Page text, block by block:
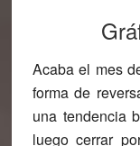
Acaba el mes
forma de
una tendencia
luego cerrar